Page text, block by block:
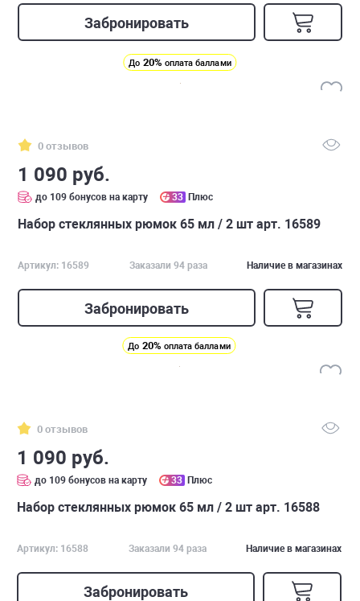
Забронировать
До 20% оплата баллами
0 отзывов
1 090 руб.
до 109 бонусов на карту 33 Плюс
Набор стеклянных рюмок 65 мл / 2 шт арт. 16589
Артикул: 16589 Заказали 94 раза Наличие в магазинах
Забронировать
До 20% оплата баллами
0 отзывов
1 090 руб.
до 109 бонусов на карту 33 Плюс
Набор стеклянных рюмок 65 мл / 2 шт арт. 16588
Артикул: 16588 Заказали 94 раза Наличие в магазинах
Забронировать